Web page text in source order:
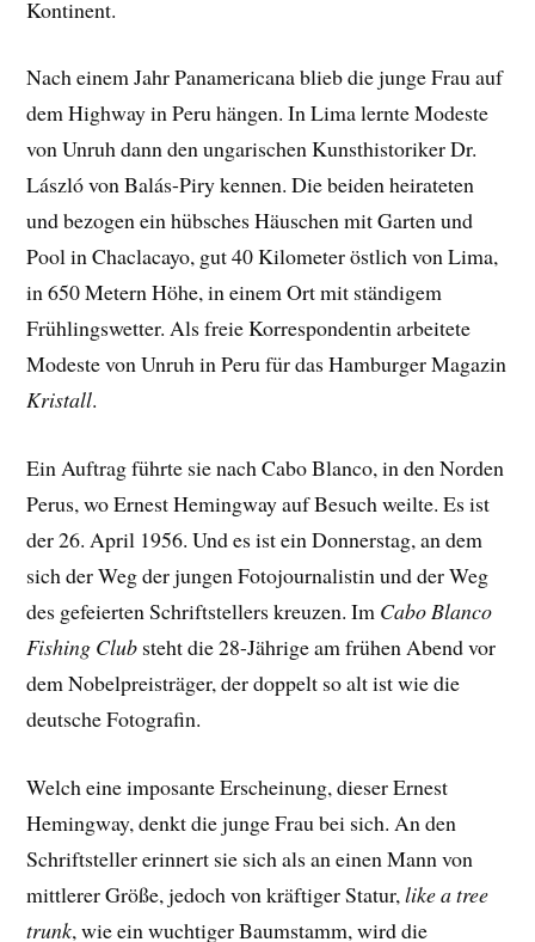
Kontinent.
Nach einem Jahr Panamericana blieb die junge Frau auf
dem Highway in Peru hängen. In Lima lernte Modeste
von Unruh dann den ungarischen Kunsthistoriker Dr.
László von Balás-Piry kennen. Die beiden heirateten
und bezogen ein hübsches Häuschen mit Garten und
Pool in Chaclacayo, gut 40 Kilometer östlich von Lima,
in 650 Metern Höhe, in einem Ort mit ständigem
Frühlingswetter. Als freie Korrespondentin arbeitete
Modeste von Unruh in Peru für das Hamburger Magazin
Kristall.
Ein Auftrag führte sie nach Cabo Blanco, in den Norden
Perus, wo Ernest Hemingway auf Besuch weilte. Es ist
der 26. April 1956. Und es ist ein Donnerstag, an dem
sich der Weg der jungen Fotojournalistin und der Weg
des gefeierten Schriftstellers kreuzen. Im Cabo Blanco
Fishing Club steht die 28-Jährige am frühen Abend vor
dem Nobelpreisträger, der doppelt so alt ist wie die
deutsche Fotografin.
Welch eine imposante Erscheinung, dieser Ernest
Hemingway, denkt die junge Frau bei sich. An den
Schriftsteller erinnert sie sich als an einen Mann von
mittlerer Größe, jedoch von kräftiger Statur,like a tree
trunk, wie ein wuchtiger Baumstamm, wird die